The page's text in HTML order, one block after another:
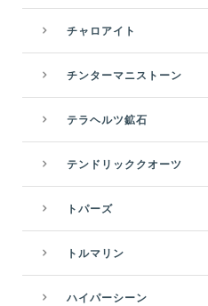
チャロアイト
チンターマニストーン
テラヘルツ鉱石
テンドリッククオーツ
トパーズ
トルマリン
ハイパーシーン